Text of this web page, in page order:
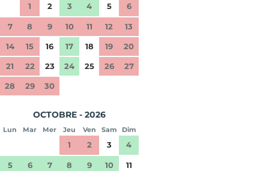
1 2 3 4 5 6
7 8 9 10 11 12 13
14 15 16 17 18 19 20
21 22 23 24 25 26 27
28 29 30
OCTOBRE - 2026
Lun Mar Mer Jeu Ven Sam Dim
1 2 3 4
5 6 7 8 9 10 11